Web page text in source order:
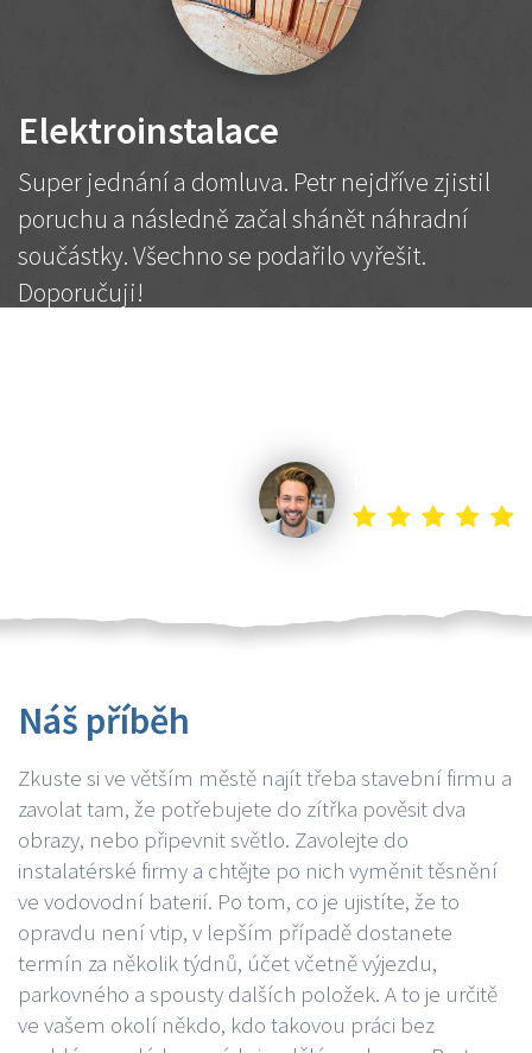
Elektroinstalace
Super jednání a domluva. Petr nejdříve zjistil
poruchu a následně začal shánět náhradní
součástky. Všechno se podařilo vyřešit.
Doporučuji!
Náš příběh
Zkuste si ve větším městě najít třeba stavební firmu a
zavolat tam, že potřebujete do zítřka pověsit dva
obrazy, nebo připevnit světlo. Zavolejte do
instalatérské firmy a chtějte po nich vyměnit těsnění
ve vodovodní baterií. Po tom, co je ujistíte, že to
opravdu není vtip, v lepším případě dostanete
termín za několik týdnů, účet včetně výjezdu,
parkovného a spousty dalších položek. A to je určitě
ve vašem okolí někdo, kdo takovou práci bez